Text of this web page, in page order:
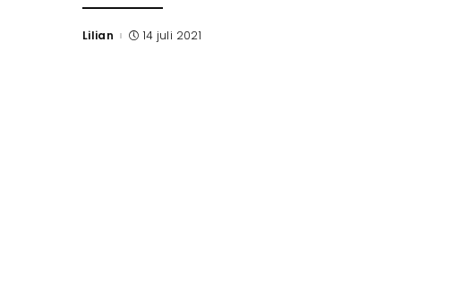
Posted
Lilian 14 juli 2021